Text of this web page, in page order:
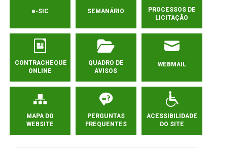
e-SIC SEMANÁRIO
PROCESSOS DE
LICITAÇÃO
CONTRACHEQUE
ONLINE
QUADRO DE
AVISOS
WEBMAIL
MAPA DO
WEBSITE
PERGUNTAS
FREQUENTES
ACESSIBILIDADE
DO SITE